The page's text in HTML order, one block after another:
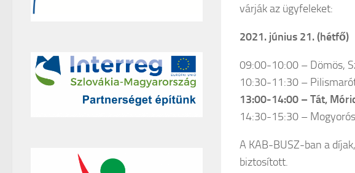
várják az ügyfeleket:
2021. június 21. (hétfő)
09:00-10:00 – Dömös,
10:30-11:30 –
13:00-14:00 – Tát,
14:30-15:30 –
A KAB-BUSZ-ban a
biztosított.